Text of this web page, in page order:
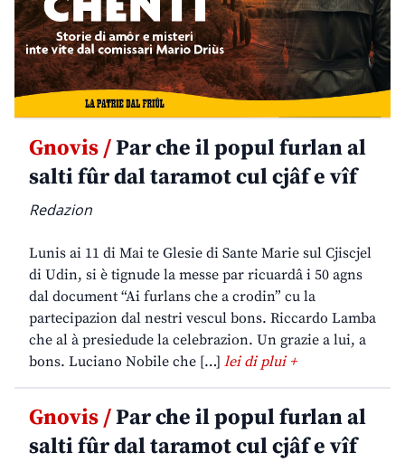
Gnovis /Par che il popul furlan al
salti fûr dal taramot cul cjâf e vîf
Redazion
Lunis ai 11 di Mai te Glesie di Sante Marie sul Cjiscjel
di Udin, si è tignude la messe par ricuardâ i 50 agns
dal document “Ai furlans che a crodin” cu la
partecipazion dal nestri vescul bons. Riccardo Lamba
che al à presiedude la celebrazion. Un grazie a lui, a
bons. Luciano Nobile che […] lei di plui +
Gnovis /Par che il popul furlan al
salti fûr dal taramot cul cjâf e vîf